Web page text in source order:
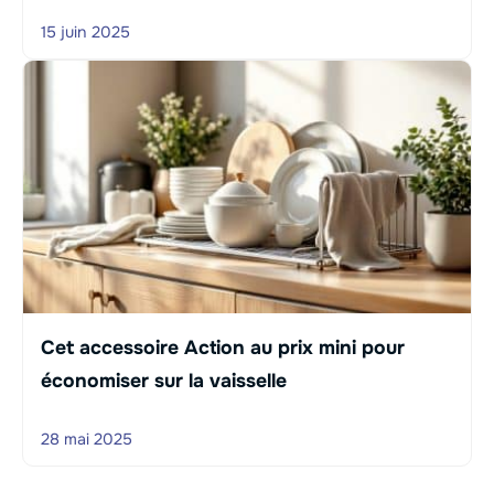
15 juin 2025
Cet accessoire Action au prix mini pour
économiser sur la vaisselle
28 mai 2025